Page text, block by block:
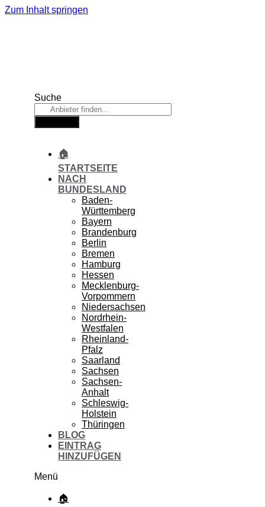
Zum Inhalt springen
Suche
🏠
STARTSEITE
NACH
BUNDESLAND
Baden-
Württemberg
Bayern
Brandenburg
Berlin
Bremen
Hamburg
Hessen
Mecklenburg-
Vorpommern
Niedersachsen
Nordrhein-
Westfalen
Rheinland-
Pfalz
Saarland
Sachsen
Sachsen-
Anhalt
Schleswig-
Holstein
Thüringen
BLOG
EINTRAG
HINZUFÜGEN
Menü
🏠